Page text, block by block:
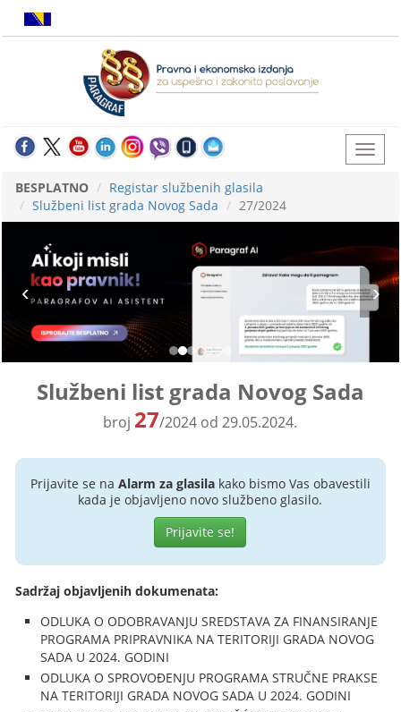
BESPLATNO
Registar službenih glasila
Službeni list grada Novog Sada
27/2024
Službeni list grada Novog Sada
broj 27/2024 od 29.05.2024.
Prijavite se na Alarm za glasilakako bismo Vas obavestili
kada je objavljeno novo službeno glasilo.
Prijavite se!
Sadržaj objavljenih dokumenata:
ODLUKA O ODOBRAVANJU SREDSTAVA ZA FINANSIRANJE
PROGRAMA PRIPRAVNIKA NA TERITORIJI GRADA NOVOG
SADA U 2024. GODINI
ODLUKA O SPROVOĐENJU PROGRAMA STRUČNE PRAKSE
NA TERITORIJI GRADA NOVOG SADA U 2024. GODINI